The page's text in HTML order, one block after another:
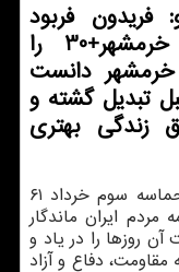
فربود
هدف از برگزاری نمایشگاه خرمشهر+30 را
خرمشهر دانست
تبدیل گشته و
زندگی بهتری
حماسه سوم خرداد ۶۱
ایران ماندگار
روزها را در یاد و
مقاومت، دفاع و آزاد